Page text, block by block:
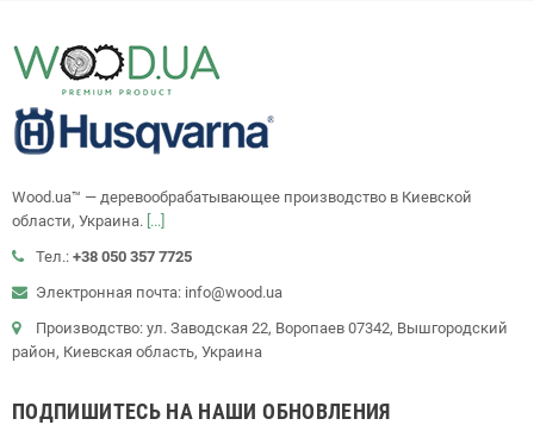
Wood.ua™ — деревообрабатывающее производство в Киевской
области, Украина. [...]
Тел.: +38 050 357 7725
Электронная почта: info@wood.ua
Производство: ул. Заводская 22, Воропаев 07342, Вышгородский
район, Киевская область, Украина
ПОДПИШИТЕСЬ НА НАШИ ОБНОВЛЕНИЯ